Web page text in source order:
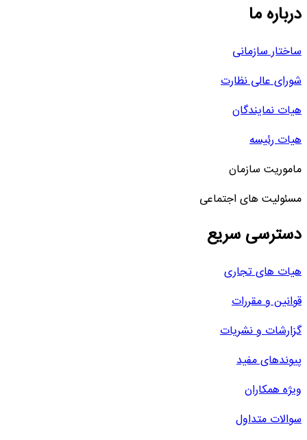
درباره ما
ساختار سازمانی
شورای عالی نظارت
هیات نمایندگان
هیات رئیسه
ماموریت سازمان
مسئولیت های اجتماعی
دسترسی سریع
هیات های تجاری
قوانین و مقررات
گزارشات و نشریات
پیوندهای مفید
ویژه همکاران
سوالات متداول